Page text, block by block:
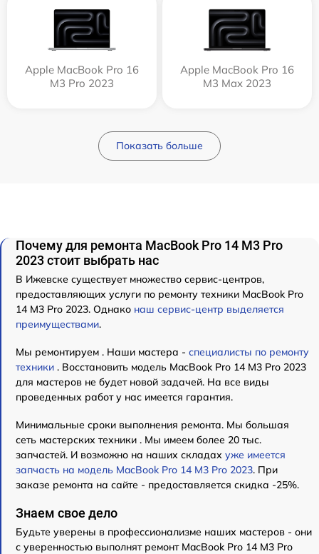
Apple MacBook Pro 16
M3 Pro 2023
Apple MacBook Pro 16
M3 Max 2023
Показать больше
Почему для ремонта MacBook Pro 14 M3 Pro
2023 стоит выбрать нас
В Ижевске существует множество сервис-центров,
предоставляющих услуги по ремонту техники MacBook Pro
14 M3 Pro 2023. Однако наш сервис-центр выделяется
преимуществами.
Мы ремонтируем . Наши мастера - специалисты по ремонту
техники . Восстановить модель MacBook Pro 14 M3 Pro 2023
для мастеров не будет новой задачей. На все виды
проведенных работ у нас имеется гарантия.
Минимальные сроки выполнения ремонта. Мы большая
сеть мастерских техники . Мы имеем более 20 тыс.
запчастей. И возможно на наших складах уже имеется
запчасть на модель MacBook Pro 14 M3 Pro 2023. При
заказе ремонта на сайте - предоставляется скидка -25%.
Знаем свое дело
Будьте уверены в профессионализме наших мастеров - они
с уверенностью выполнят ремонт MacBook Pro 14 M3 Pro